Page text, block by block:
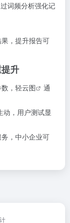
词频分析强化记
，提升报告可
升
， 轻云图
通
动，用户测试显
，中小企业可